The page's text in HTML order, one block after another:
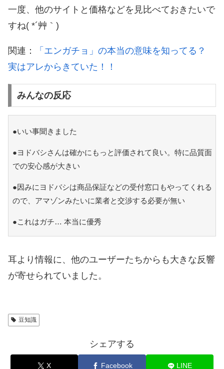
一度、他のサイトと価格などを見比べておきたいで
すね( *´艸｀)
関連：
「エンガチョ」の本当の意味を知ってる？
実はアレからきていた！！
みんなの反応
●いい事聞きました
●ヨドバシさんは確かにもっと評価されて良い。特に品質面
での安心感が大きい
●因みにヨドバシは商品保証などの受付窓口もやってくれる
ので、アマゾンみたいに業者と交渉する必要が無い
●これはガチ… 本当に優秀
耳より情報に、他のユーザーたちからも大きな反響
が寄せられていました。
豆知識
シェアする
X Facebook LINE